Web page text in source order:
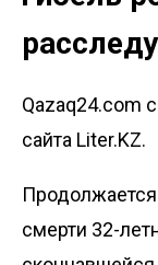
Qazaq24.com
сайта Liter.KZ.
Продолжается
смерти 32-